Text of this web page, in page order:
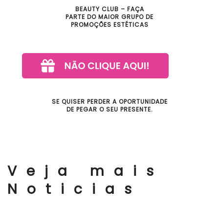
BEAUTY CLUB – FAÇA
PARTE DO MAIOR GRUPO DE
PROMOÇÕES ESTÉTICAS
SE QUISER PERDER A OPORTUNIDADE
DE PEGAR O SEU PRESENTE.
Veja mais
Noticias